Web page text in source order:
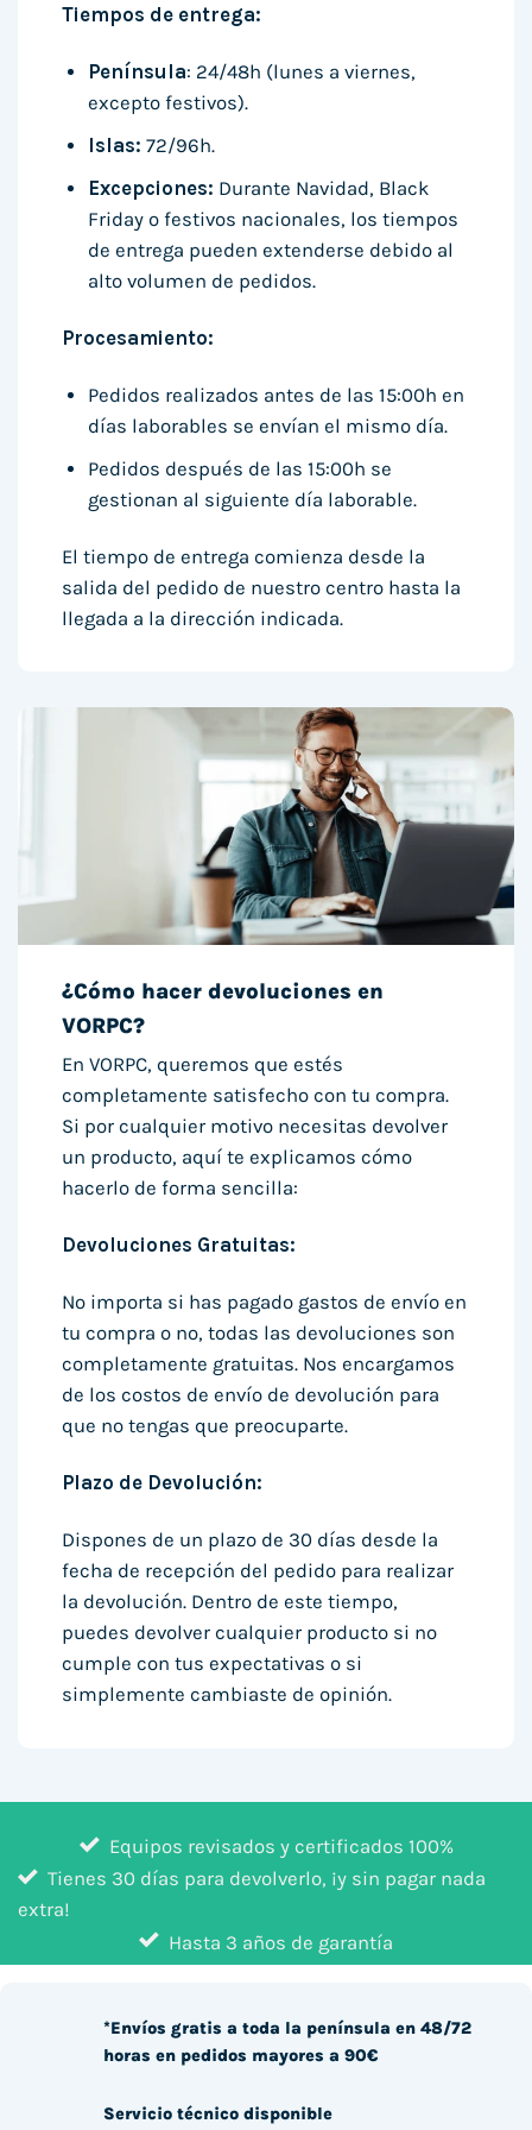
Tiempos de entrega:
Península: 24/48h (lunes a viernes,
excepto festivos).
Islas: 72/96h.
Excepciones: Durante Navidad, Black
Friday o festivos nacionales, los tiempos
de entrega pueden extenderse debido al
alto volumen de pedidos.
Procesamiento:
Pedidos realizados antes de las 15:00h en
días laborables se envían el mismo día.
Pedidos después de las 15:00h se
gestionan al siguiente día laborable.
El tiempo de entrega comienza desde la
salida del pedido de nuestro centro hasta la
llegada a la dirección indicada.
¿Cómo hacer devoluciones en
VORPC?
En VORPC, queremos que estés
completamente satisfecho con tu compra.
Si por cualquier motivo necesitas devolver
un producto, aquí te explicamos cómo
hacerlo de forma sencilla:
Devoluciones Gratuitas:
No importa si has pagado gastos de envío en
tu compra o no, todas las devoluciones son
completamente gratuitas. Nos encargamos
de los costos de envío de devolución para
que no tengas que preocuparte.
Plazo de Devolución:
Dispones de un plazo de 30 días desde la
fecha de recepción del pedido para realizar
la devolución. Dentro de este tiempo,
puedes devolver cualquier producto si no
cumple con tus expectativas o si
simplemente cambiaste de opinión.
Equipos revisados y certificados 100%
Tienes 30 días para devolverlo, ¡y sin pagar nada
extra!
Hasta 3 años de garantía
*Envíos gratis a toda la península en 48/72
horas en pedidos mayores a 90€
Servicio técnico disponible